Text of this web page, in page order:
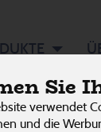
Sie
verwendet
und die
63